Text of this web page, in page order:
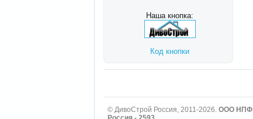
Наша кнопка:
Код кнопки
© ДивоСтрой Россия, 2011-2026.ООО НПФ